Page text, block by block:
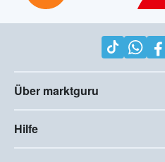
Über marktguru
Hilfe